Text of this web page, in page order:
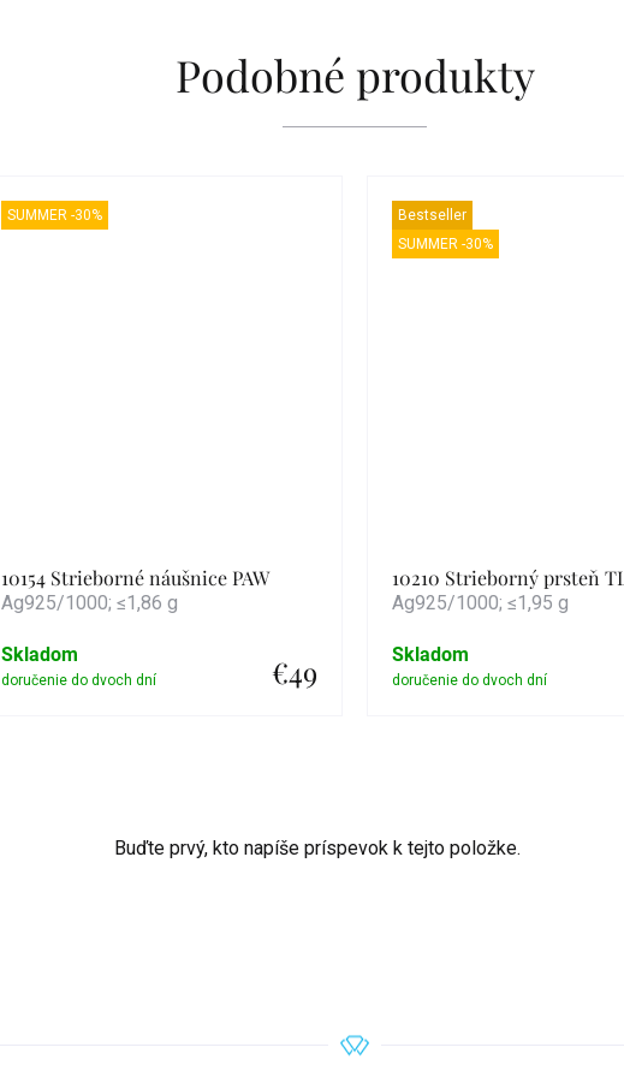
Podobné produkty
SUMMER -30%
10154 Strieborné náušnice PAW
Ag925/1000; ≤1,86 g
€49
Skladom
Bestseller
SUMMER -30%
10210 Strieborný prsteň
Ag925/1000; ≤1,95 g
Skladom
Buďte prvý, kto napíše príspevok k tejto položke.